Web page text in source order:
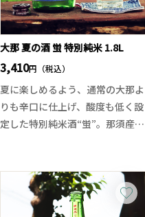
大那 夏の酒 蛍 特別純米 1.8L
3,410円（税込）
夏に楽しめるよう、通常の大那よ
りも辛口に仕上げ、酸度も低く設
定した特別純米酒“蛍”。那須産の
味、後味もスッキリとしておりま
す。菊の里酒造の蔵裏には小川が
あり蛍が飛び交うことから、それ